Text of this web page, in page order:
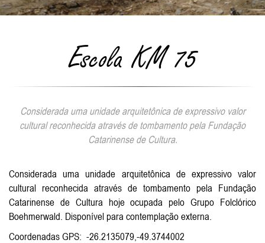
Escola KM 75
Considerada uma unidade arquitetônica de expressivo valor
cultural reconhecida através de tombamento pela Fundação
Catarinense de Cultura.
Considerada uma unidade arquitetônica de expressivo valor
cultural reconhecida através de tombamento pela Fundação
Catarinense de Cultura hoje ocupada pelo Grupo Folclórico
Boehmerwald. Disponível para contemplação externa.
Coordenadas GPS: -26.2135079,-49.3744002